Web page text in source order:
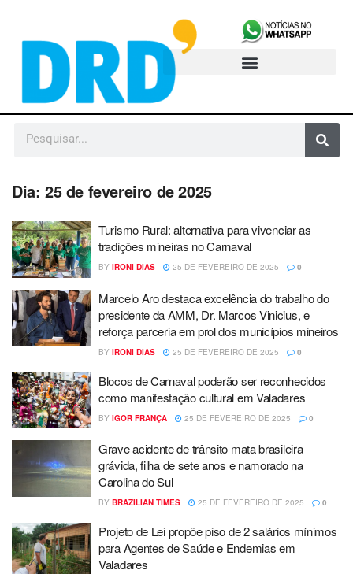
Dia: 25 de fevereiro de 2025
Turismo Rural: alternativa para vivenciar as
tradições mineiras no Carnaval
BY IRONI DIAS 25 DE FEVEREIRO DE 2025 0
Marcelo Aro destaca excelência do trabalho do
presidente da AMM, Dr. Marcos Vinicius, e
reforça parceria em prol dos municípios mineiros
BY IRONI DIAS 25 DE FEVEREIRO DE 2025 0
Blocos de Carnaval poderão ser reconhecidos
como manifestação cultural em Valadares
BY IGOR FRANÇA 25 DE FEVEREIRO DE 2025 0
Grave acidente de trânsito mata brasileira
grávida, filha de sete anos e namorado na
Carolina do Sul
BY BRAZILIAN TIMES 25 DE FEVEREIRO DE 2025 0
Projeto de Lei propõe piso de 2 salários mínimos
para Agentes de Saúde e Endemias em
Valadares